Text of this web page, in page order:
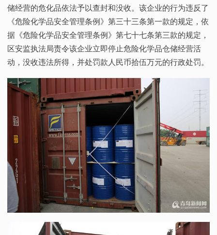
储经营的危化品依法予以查封和没收。该企业的行为违反了
《危险化学品安全管理条例》第三十三条第一款的规定，依
据《危险化学品安全管理条例》第七十七条第三款的规定，
区安监执法局责令该企业立即停止危险化学品仓储经营活
动，没收违法所得，并处罚款人民币拾伍万元的行政处罚。